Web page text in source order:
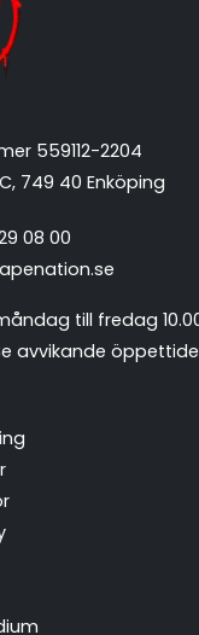
559112-2204
749 40 Enköping
08 00
till fredag
avvikande